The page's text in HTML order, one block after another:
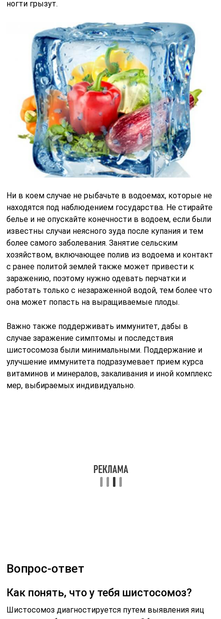
ногти грызут.
Ни в коем случае не рыбачьте в водоемах, которые не
находятся под наблюдением государства. Не стирайте
белье и не опускайте конечности в водоем, если были
известны случаи неясного зуда после купания и тем
более самого заболевания. Занятие сельским
хозяйством, включающее полив из водоема и контакт
с ранее политой землей также может привести к
заражению, поэтому нужно одевать перчатки и
работать только с незараженной водой, тем более что
она может попасть на выращиваемые плоды.
Важно также поддерживать иммунитет, дабы в
случае заражение симптомы и последствия
шистосомоза были минимальными. Поддержание и
улучшение иммунитета подразумевает прием курса
витаминов и минералов, закаливания и иной комплекс
мер, выбираемых индивидуально.
Вопрос-ответ
Как понять, что у тебя шистосомоз?
Шистосомоз диагностируется путем выявления яиц